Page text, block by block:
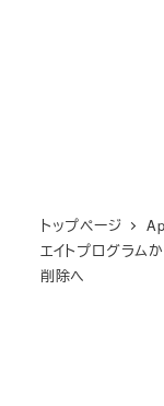
トップページ
エイトプログラム
削除へ